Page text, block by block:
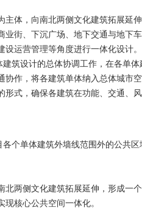
主体，向南北两侧文化建筑拓展延
业街、下沉广场、地下交通与地下
运营管理等角度进行一体化设计。
建筑设计的总体协调工作，在各单
协作，将各建筑单体纳入总体城市
形式，确保各建筑在功能、交通、
个单体建筑外墙线范围外的公共
北两侧文化建筑拓展延伸，形成一
核心公共空间一体化。